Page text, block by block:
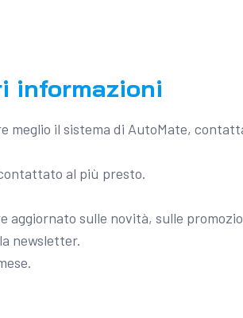
informazioni
meglio il sistema di AutoMate,
al più presto.
aggiornato sulle novità, sulle
newsletter.